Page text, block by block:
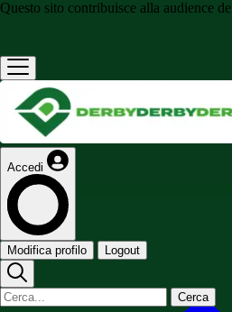
Questo sito contribuisce alla audience de
Accedi
Modifica profilo Logout
Cerca